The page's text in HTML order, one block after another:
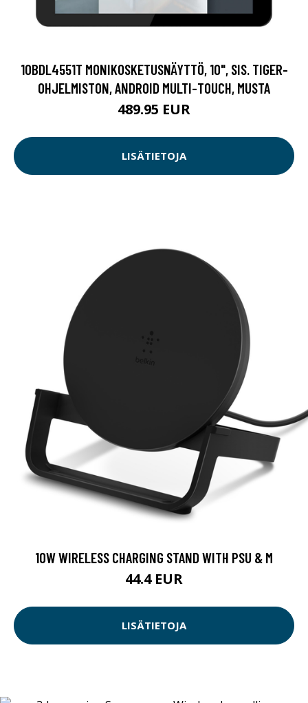
10BDL4551T MONIKOSKETUSNÄYTTÖ, 10", SIS. TIGER-
OHJELMISTON, ANDROID MULTI-TOUCH, MUSTA
489.95 EUR
LISÄTIETOJA
10W WIRELESS CHARGING STAND WITH PSU & M
44.4 EUR
LISÄTIETOJA